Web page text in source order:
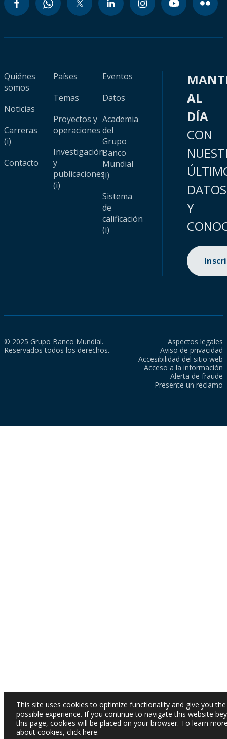
Quiénes
somos
Noticias
Carreras
(i)
Contacto
Países
Temas
Proyectos y
operaciones
Investigación
y
publicaciones
(i)
Eventos
Datos
Academia
del
Grupo
Banco
Mundial
(i)
Sistema
de
calificación
(i)
AL
DÍA
CON
DATOS
Y
© 2025 Grupo Banco Mundial.
Reservados todos los derechos.
Aspectos legales
Aviso de privacidad
Accesibilidad del sitio web
Acceso a la información
Alerta de fraude
Presente un reclamo
This site uses cookies to optimize functionality and give you
possible experience. If you continue to navigate this website
this page, cookies will be placed on your browser. To learn
about cookies, click here.